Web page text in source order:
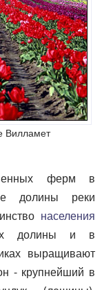
Вилламет
ферм в
долины реки
населения
долины и в
выращивают
- крупнейший в